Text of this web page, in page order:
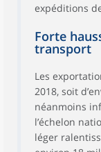
expéditions
Forte
transport
Les
2018, soit
néanmoins
l’échelon
léger